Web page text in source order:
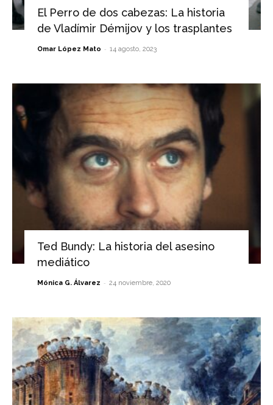
El Perro de dos cabezas: La historia
de Vladímir Démijov y los trasplantes
Omar López Mato - 14 agosto, 2023
Ted Bundy: La historia del asesino
mediático
Mónica G. Álvarez - 24 noviembre, 2020